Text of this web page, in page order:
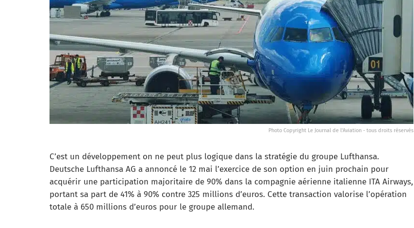
Photo Copyright Le Journal de l'Aviation - tous droits réservés
C’est un développement on ne peut plus logique dans la stratégie du groupe Lufthansa.
Deutsche Lufthansa AG a annoncé le 12 mai l’exercice de son option en juin prochain pour
acquérir une participation majoritaire de 90% dans la compagnie aérienne italienne ITA Airways,
portant sa part de 41% à 90% contre 325 millions d’euros. Cette transaction valorise l’opération
totale à 650 millions d’euros pour le groupe allemand.